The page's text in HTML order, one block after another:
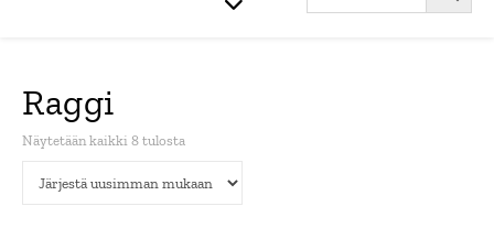
Raggi
Näytetään kaikki 8 tulosta